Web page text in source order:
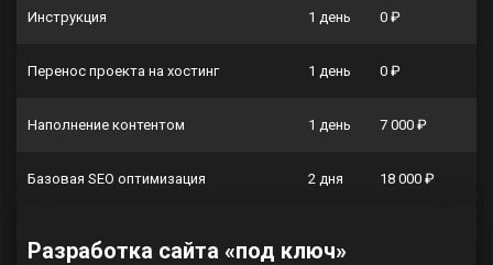
Инструкция 1 день 0 ₽
Перенос проекта на хостинг 1 день 0 ₽
Наполнение контентом 1 день 7 000 ₽
Базовая SEO оптимизация 2 дня 18 000 ₽
Разработка сайта «под ключ»